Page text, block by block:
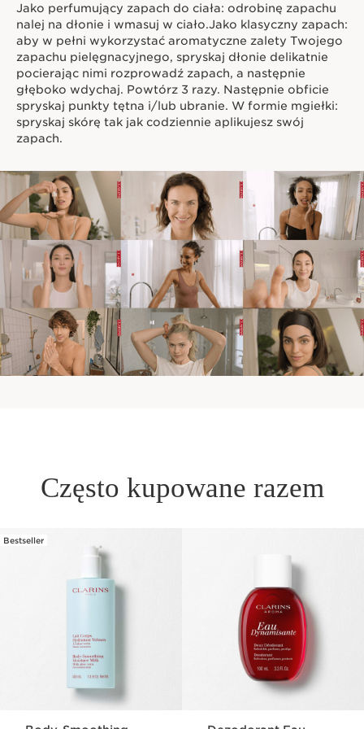
aromatyczne rośliny, a następnie ekstrahowane. To
prawdziwie naturlane koncentraty zapachowe. Oleki
eteryczne znane są z tego, że dostarczają skórze i
umysłowi dobroczynne właściwości.
Clarins Plus
Eau Dynamisante stworzony w 1987 roku przez
Jacquesa Courtin-Clarinsa byl pierwszym zapachem
pielęgnacyjnym. Jego formuła łączy w sobie olejki
eteryczne i ekstrakty roślinne, zasady aromaterapii i
oraz umysł.
Jako perfumujący zapach do ciała: odrobinę zapachu
nalej na dłonie i wmasuj w ciało.Jako klasyczny zapach:
aby w pełni wykorzystać aromatyczne zalety Twojego
zapachu pielęgnacyjnego, spryskaj dłonie delikatnie
pocierając nimi rozprowadź zapach, a następnie
głęboko wdychaj. Powtórz 3 razy. Następnie obficie
spryskaj punkty tętna i/lub ubranie. W formie mgiełki:
spryskaj skórę tak jak codziennie aplikujesz swój
zapach.
Często kupowane razem
PRZEJDŹ DO TREŚCI
Bestseller